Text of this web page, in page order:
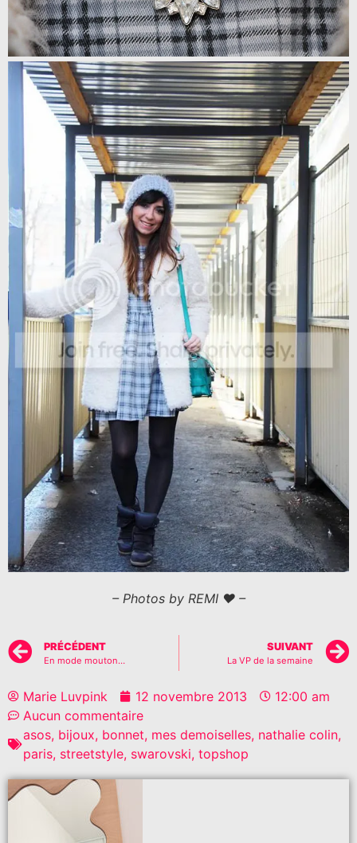
– Photos by REMI ♥ –
PRÉCÉDENT
En mode mouton…
SUIVANT
La VP de la semaine
Marie Luvpink 12 novembre 2013
12:00 am
Aucun commentaire
asos, bijoux, bonnet, mes demoiselles, nathalie colin,
paris, streetstyle, swarovski, topshop